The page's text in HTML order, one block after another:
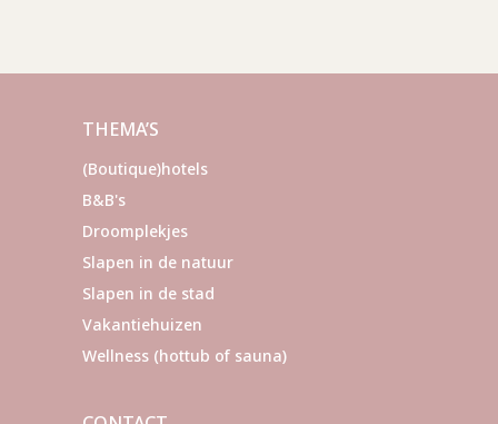
THEMA’S
(Boutique)hotels
B&B's
Droomplekjes
Slapen in de natuur
Slapen in de stad
Vakantiehuizen
Wellness (hottub of sauna)